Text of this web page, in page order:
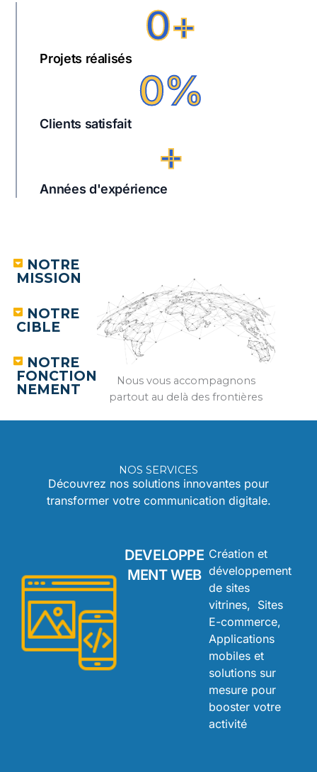
0+
Projets réalisés
0%
Clients satisfait
+
Années d'expérience
NOTRE
MISSION
NOTRE
CIBLE
NOTRE
FONCTION
NEMENT
Nous vous accompagnons
partout au delà des frontières
NOS SERVICES
Découvrez nos solutions innovantes pour
transformer votre communication digitale.
DEVELOPPE
MENT WEB
Création et
développement
de sites
vitrines, Sites
E-commerce,
Applications
mobiles et
solutions sur
mesure pour
booster votre
activité